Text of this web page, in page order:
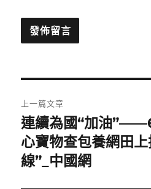
章
導
覽
上一篇文章
上
一
篇
連續為國“加油
心寶物查包養網田
線”_中國網